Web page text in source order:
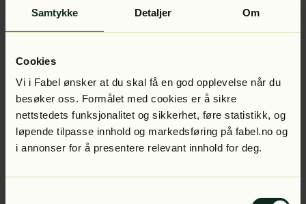
Samtykke Detaljer Om
Cookies
Vi i Fabel ønsker at du skal få en god opplevelse når du
besøker oss. Formålet med cookies er å sikre
nettstedets funksjonalitet og sikkerhet, føre statistikk, og
løpende tilpasse innhold og markedsføring på fabel.no og
i annonser for å presentere relevant innhold for deg.